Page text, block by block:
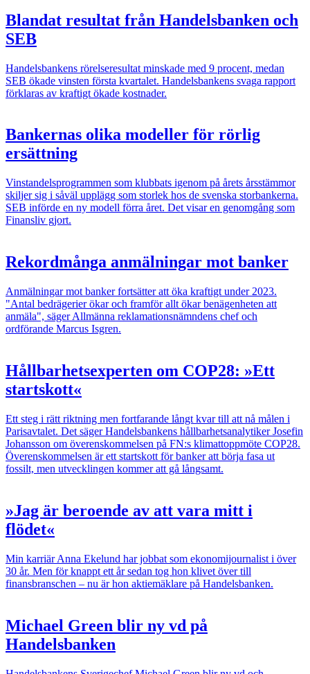
Blandat resultat från Handelsbanken och
SEB
Handelsbankens rörelseresultat minskade med 9 procent, medan
SEB ökade vinsten första kvartalet. Handelsbankens svaga rapport
förklaras av kraftigt ökade kostnader.
Bankernas olika modeller för rörlig
ersättning
Vinstandelsprogrammen som klubbats igenom på årets årsstämmor
skiljer sig i såväl upplägg som storlek hos de svenska storbankerna.
SEB införde en ny modell förra året. Det visar en genomgång som
Finansliv gjort.
Rekordmånga anmälningar mot banker
Anmälningar mot banker fortsätter att öka kraftigt under 2023.
"Antal bedrägerier ökar och framför allt ökar benägenheten att
anmäla", säger Allmänna reklamationsnämndens chef och
ordförande Marcus Isgren.
Hållbarhetsexperten om COP28: »Ett
startskott«
Ett steg i rätt riktning men fortfarande långt kvar till att nå målen i
Parisavtalet. Det säger Handelsbankens hållbarhetsanalytiker Josefin
Johansson om överenskommelsen på FN:s klimattoppmöte COP28.
Överenskommelsen är ett startskott för banker att börja fasa ut
fossilt, men utvecklingen kommer att gå långsamt.
»Jag är beroende av att vara mitt i
flödet«
Min karriärAnna Ekelund har jobbat som ekonomijournalist i över
30 år. Men för knappt ett år sedan tog hon klivet över till
finansbranschen – nu är hon aktiemäklare på Handelsbanken.
Michael Green blir ny vd på
Handelsbanken